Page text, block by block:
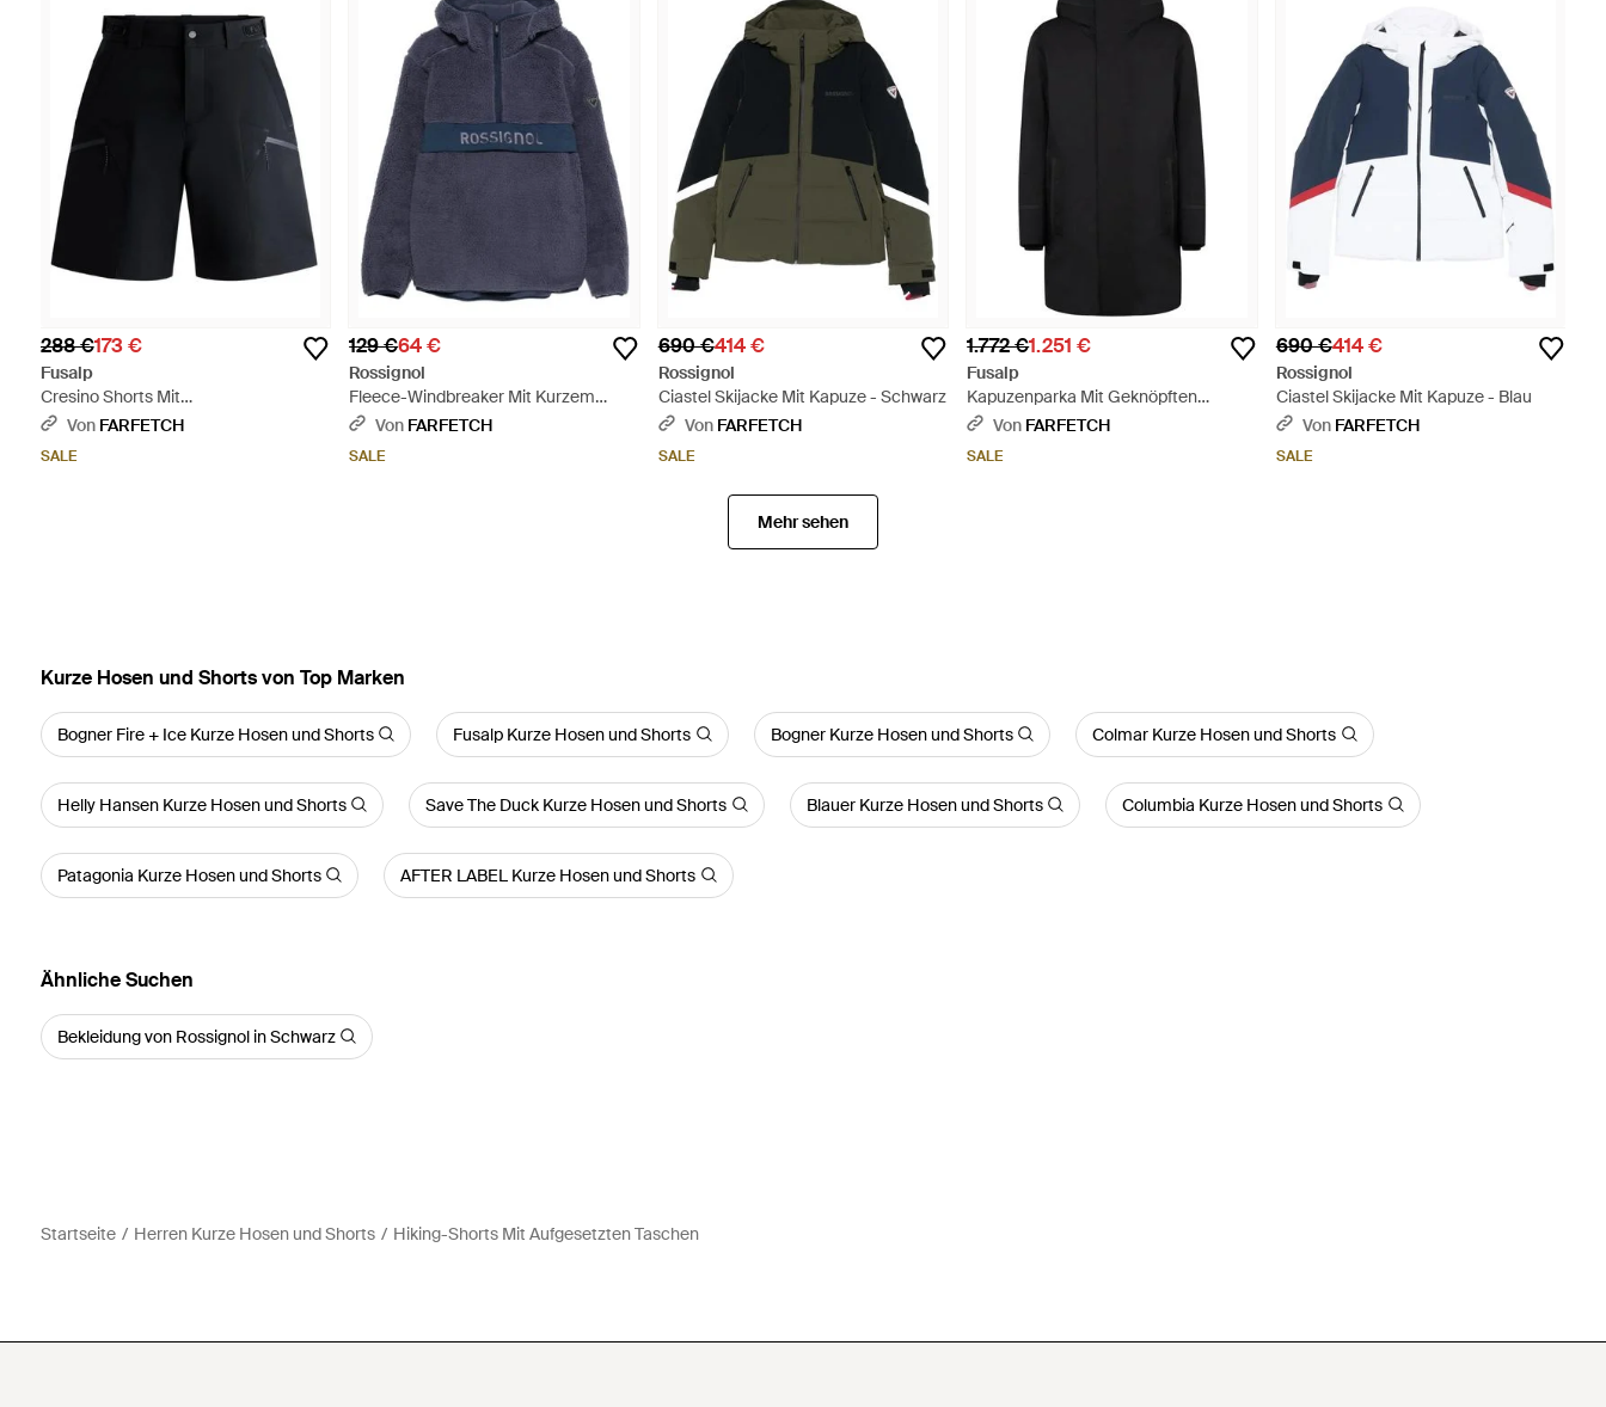
288 €173 €
Fusalp
Cresino Shorts Mit
Reißverschlusstaschen - Schwarz
Von FARFETCH
SALE
129 €64 €
Rossignol
Fleece-Windbreaker Mit Kurzem
Reißverschluss - Blau
Von FARFETCH
SALE
690 €414 €
Rossignol
Ciastel Skijacke Mit Kapuze - Schwarz
Von FARFETCH
SALE
1.772 €1.251 €
Fusalp
Kapuzenparka Mit Geknöpften
Taschen - Schwarz
Von FARFETCH
SALE
690 €414 €
Rossignol
Ciastel Skijacke Mit Kapuze - Blau
Von FARFETCH
SALE
Mehr sehen
Kurze Hosen und Shorts von Top Marken
Bogner Fire + Ice Kurze Hosen und Shorts Fusalp Kurze Hosen und Shorts Bogner Kurze Hosen und Shorts Colmar Kurze Hosen und Shorts
Helly Hansen Kurze Hosen und Shorts Save The Duck Kurze Hosen und Shorts Blauer Kurze Hosen und Shorts Columbia Kurze Hosen und Shorts
Patagonia Kurze Hosen und Shorts AFTER LABEL Kurze Hosen und Shorts
Ähnliche Suchen
Bekleidung von Rossignol in Schwarz
Startseite Herren Kurze Hosen und Shorts Hiking-Shorts Mit Aufgesetzten Taschen